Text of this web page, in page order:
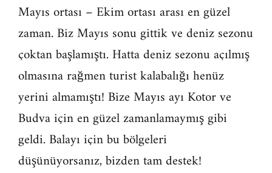
Mayıs ortası – Ekim ortası arası en güzel
zaman. Biz Mayıs sonu gittik ve deniz sezonu
çoktan başlamıştı. Hatta deniz sezonu açılmış
olmasına rağmen turist kalabalığı henüz
yerini almamıştı! Bize Mayıs ayı Kotor ve
Budva için en güzel zamanlamaymış gibi
geldi. Balayı için bu bölgeleri
düşünüyorsanız, bizden tam destek!